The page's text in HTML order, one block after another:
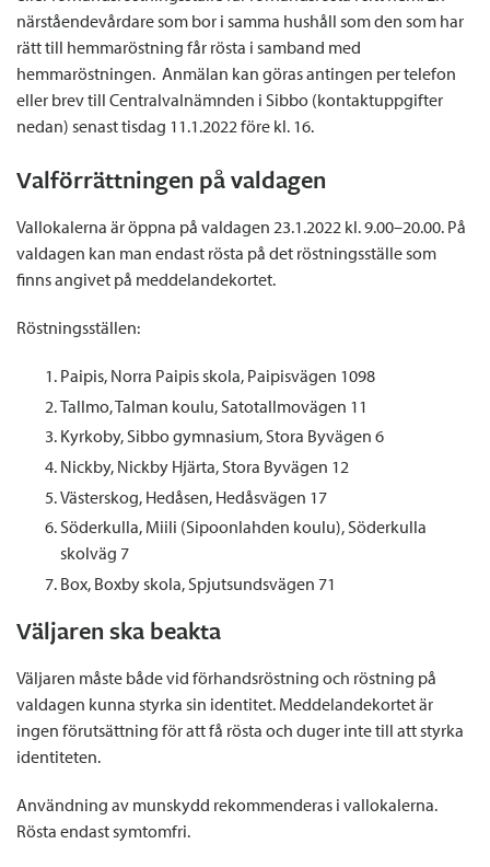
närståendevårdare som bor i samma hushåll som den som har
rätt till hemmaröstning får rösta i samband med
hemmaröstningen. Anmälan kan göras antingen per telefon
eller brev till Centralvalnämnden i Sibbo (kontaktuppgifter
nedan) senast tisdag 11.1.2022 före kl. 16.
Valförrättningen på valdagen
Vallokalerna är öppna på valdagen 23.1.2022 kl. 9.00–20.00. På
valdagen kan man endast rösta på det röstningsställe som
finns angivet på meddelandekortet.
Röstningsställen:
Paipis, Norra Paipis skola, Paipisvägen 1098
Tallmo, Talman koulu, Satotallmovägen 11
Kyrkoby, Sibbo gymnasium, Stora Byvägen 6
Nickby, Nickby Hjärta, Stora Byvägen 12
Västerskog, Hedåsen, Hedåsvägen 17
Söderkulla, Miili (Sipoonlahden koulu), Söderkulla
skolväg 7
Box, Boxby skola, Spjutsundsvägen 71
Väljaren ska beakta
Väljaren måste både vid förhandsröstning och röstning på
valdagen kunna styrka sin identitet. Meddelandekortet är
ingen förutsättning för att få rösta och duger inte till att styrka
identiteten.
Användning av munskydd rekommenderas i vallokalerna.
Rösta endast symtomfri.